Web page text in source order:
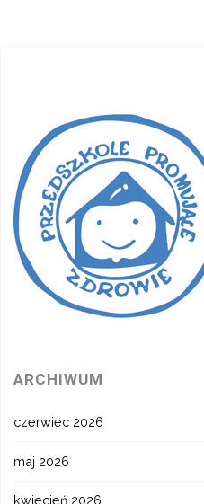
ARCHIWUM
czerwiec 2026
maj 2026
kwiecień 2026